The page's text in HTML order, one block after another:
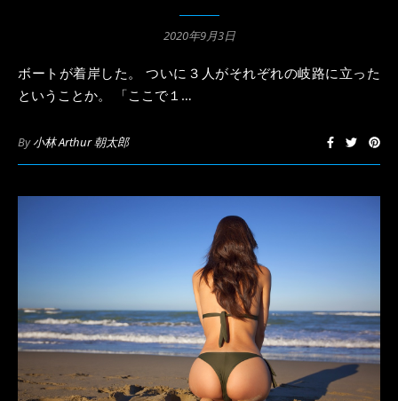
2020年9月3日
ボートが着岸した。 ついに３人がそれぞれの岐路に立った
ということか。 「ここで１…
By小林 Arthur 朝太郎